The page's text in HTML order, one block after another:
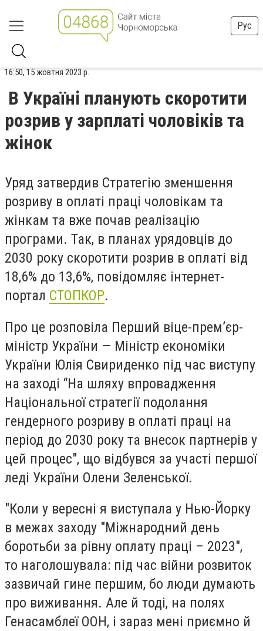
Рус
16:50, 15 жовтня 2023 р.
В Україні планують скоротити
розрив у зарплаті чоловіків та
жінок
Уряд затвердив Стратегію зменшення
розриву в оплаті праці чоловікам та
жінкам та вже почав реалізацію
програми. Так, в планах урядовців до
2030 року скоротити розрив в оплаті від
18,6% до 13,6%, повідомляє інтернет-
портал СТОПКОР.
Про це розповіла Перший віце-прем’єр-
міністр України — Міністр економіки
України Юлія Свириденко під час виступу
на заході “На шляху впровадження
Національної стратегії подолання
гендерного розриву в оплаті праці на
період до 2030 року та внесок партнерів у
цей процес", що відбувся за участі першої
леді України Олени Зеленської.
"Коли у вересні я виступала у Нью-Йорку
в межах заходу "Міжнародний день
боротьби за рівну оплату праці – 2023",
то наголошувала: під час війни розвиток
зазвичай гине першим, бо люди думають
про виживання. Але й тоді, на полях
Генасамблеї ООН, і зараз мені приємно й